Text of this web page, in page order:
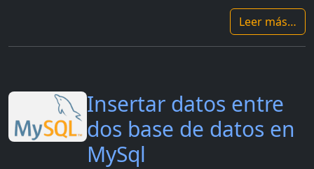
Leer más…
Insertar datos entre
dos base de datos en
MySql